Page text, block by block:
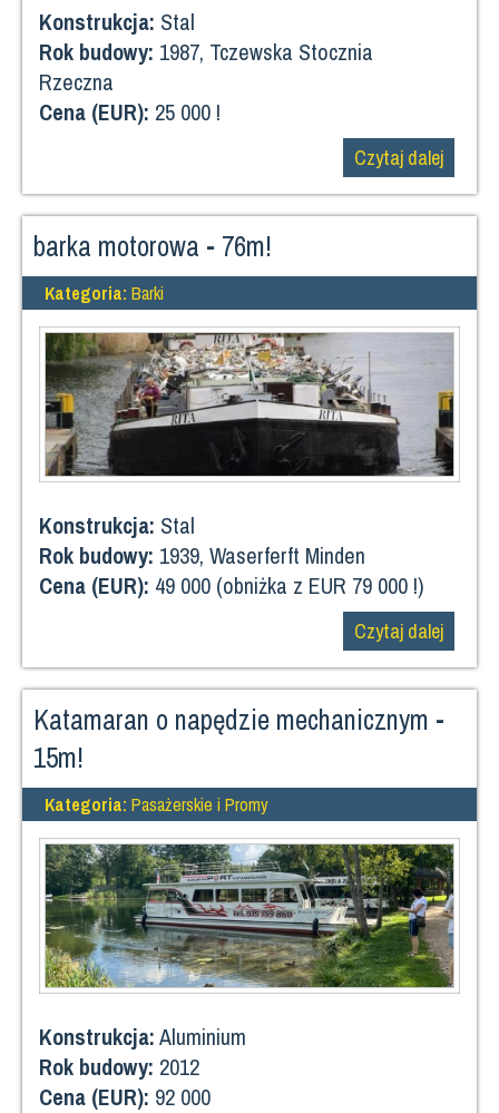
Konstrukcja: Stal
Rok budowy: 1987, Tczewska Stocznia
Rzeczna
Cena (EUR): 25 000 !
Czytaj dalej
barka motorowa - 76m!
Kategoria: Barki
Konstrukcja: Stal
Rok budowy: 1939, Waserferft Minden
Cena (EUR): 49 000 (obniżka z EUR 79 000 !)
Czytaj dalej
Katamaran o napędzie mechanicznym -
15m!
Kategoria: Pasażerskie i Promy
Konstrukcja:Aluminium
Rok budowy: 2012
Cena (EUR): 92 000